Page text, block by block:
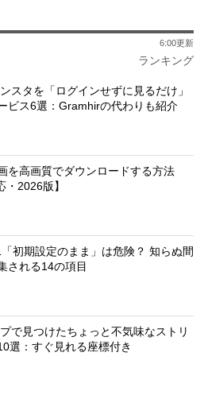
ランキング
6:00更新
スタを「ログインせずに見るだけ」
ビス6選：Gramhirの代わりも紹介
を高画質でダウンロードする方法
・2026版】
初期設定のまま」は危険？ 知らぬ間
される14の項目
で見つけたちょっと不気味なストリ
選：すぐ見れる座標付き